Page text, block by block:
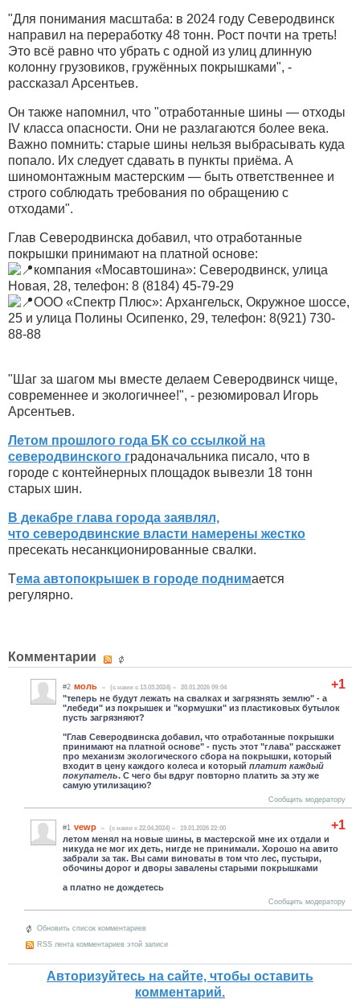
"Для понимания масштаба: в 2024 году Северодвинск
направил на переработку 48 тонн. Рост почти на треть!
Это всё равно что убрать с одной из улиц длинную
колонну грузовиков, гружённых покрышками", -
рассказал Арсентьев.
Он также напомнил, что "отработанные шины — отходы
IV класса опасности. Они не разлагаются более века.
Важно помнить: старые шины нельзя выбрасывать куда
попало. Их следует сдавать в пункты приёма. А
шиномонтажным мастерским — быть ответственнее и
строго соблюдать требования по обращению с
отходами".
Глав Северодвинска добавил, что отработанные
покрышки принимают на платной основе:
компания «Мосавтошина»: Северодвинск, улица
Новая, 28, телефон: 8 (8184) 45-79-29
ООО «Спектр Плюс»: Архангельск, Окружное шоссе,
25 и улица Полины Осипенко, 29, телефон: 8(921) 730-
88-88
"Шаг за шагом мы вместе делаем Северодвинск чище,
современнее и экологичнее!", - резюмировал Игорь
Арсентьев.
Летом прошлого года БК со ссылкой на
северодвинского градоначальника писало, что в
городе с контейнерных площадок вывезли 18 тонн
старых шин.
В декабре глава города заявлял,
что северодвинские власти намерены жестко
пресекать несанкционированные свалки.
Тема автопокрышек в городе поднимается
регулярно.
Комментарии
+1
#2 моль (c нами с 13.03.2024) 20.01.2026 09:04
"теперь не будут лежать на свалках и загрязнять землю" - а
"лебеди" из покрышек и "кормушки" из пластиковых бутылок
пусть загрязняют?
"Глав Северодвинска добавил, что отработанные покрышки
принимают на платной основе" - пусть этот "глава" расскажет
про механизм экологического сбора на покрышки, который
входит в цену каждого колеса и который платит каждый
покупатель. С чего бы вдруг повторно платить за эту же
самую утилизацию?
Сообщить модератору
+1
#1 vewp (c нами с 22.04.2024) 19.01.2026 22:00
летом менял на новые шины, в мастерской мне их отдали и
никуда не мог их деть, нигде не принимали. Хорошо на авито
забрали за так. Вы сами виноваты в том что лес, пустыри,
обочины дорог и дворы завалены старыми покрышками
а платно не дождетесь
Сообщить модератору
Обновить список комментариев
RSS лента комментариев этой записи
Авторизуйтесь на сайте, чтобы оставить
комментарий.